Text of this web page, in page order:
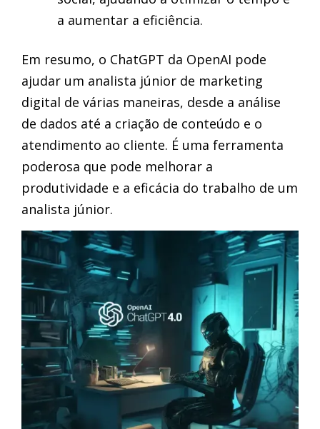
a aumentar a eficiência.
Em resumo, o ChatGPT da OpenAI pode
ajudar um analista júnior de marketing
digital de várias maneiras, desde a análise
de dados até a criação de conteúdo e o
atendimento ao cliente. É uma ferramenta
poderosa que pode melhorar a
produtividade e a eficácia do trabalho de um
analista júnior.